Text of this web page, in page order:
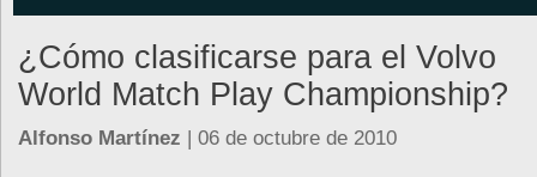
¿Cómo clasificarse para el Volvo
World Match Play Championship?
Alfonso Martínez | 06 de octubre de 2010